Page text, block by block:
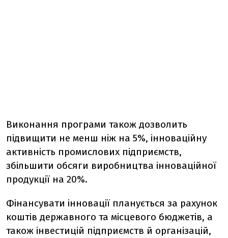
Виконання програми також дозволить
підвищити не менш ніж на 5%, інноваційну
активність промислових підприємств,
збільшити обсяги виробництва інноваційної
продукції на 20%.
Фінансувати інновації планується за рахунок
коштів державного та місцевого бюджетів, а
також інвестицій підприємств й організацій,